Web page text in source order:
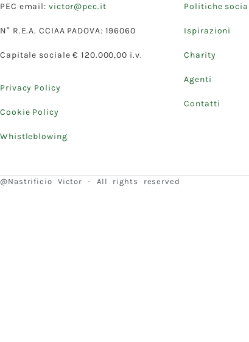
PEC email: victor@pec.it
N° R.E.A. CCIAA PADOVA: 196060
Capitale sociale € 120.000,00 i.v.
Privacy Policy
Cookie Policy
Whistleblowing
Politiche
Ispirazioni
Charity
Agenti
Contatti
@Nastrificio Victor - All rights reserved